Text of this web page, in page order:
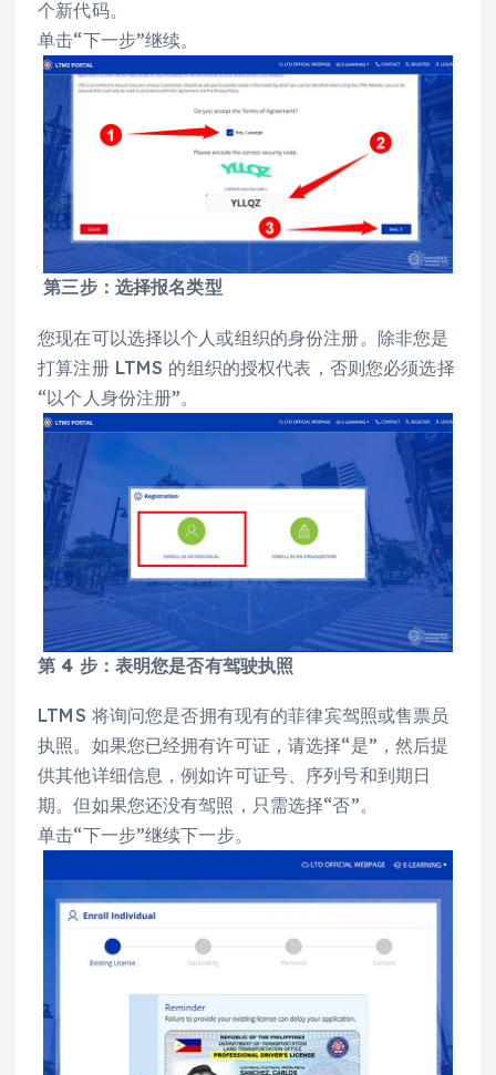
个新代码。
单击“下一步”继续。
第三步：选择报名类型
您现在可以选择以个人或组织的身份注册。除非您是
打算注册 LTMS 的组织的授权代表，否则您必须选择
“以个人身份注册”。
第 4 步：表明您是否有驾驶执照
LTMS 将询问您是否拥有现有的菲律宾驾照或售票员
执照。如果您已经拥有许可证，请选择“是”，然后提
供其他详细信息，例如许可证号、序列号和到期日
期。但如果您还没有驾照，只需选择“否”。
单击“下一步”继续下一步。